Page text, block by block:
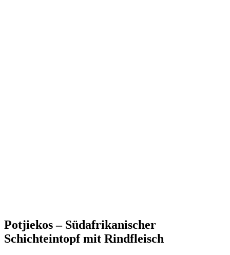
Potjiekos – Südafrikanischer
Schichteintopf mit Rindfleisch